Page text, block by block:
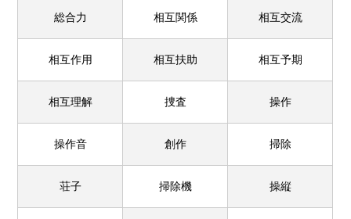
総合力 相互関係 相互交流
相互作用 相互扶助 相互予期
相互理解 捜査 操作
操作音 創作 掃除
荘子 掃除機 操縦